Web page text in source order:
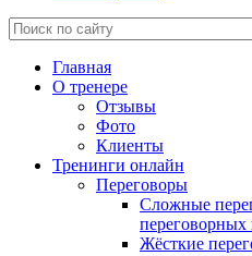
Главная
О тренере
Отзывы
Фото
Клиенты
Тренинги онлайн
Переговоры
Сложные
переговорных
Жёсткие